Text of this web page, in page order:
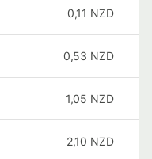
0,11 NZD
0,53 NZD
1,05 NZD
2,10 NZD